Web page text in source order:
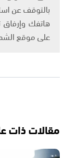
بالتوقف عن
هاتفك
على موقع
مقالات ذات